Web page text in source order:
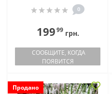
0
19999грн.
СООБЩИТЕ, КОГДА
ПОЯВИТСЯ
Продано